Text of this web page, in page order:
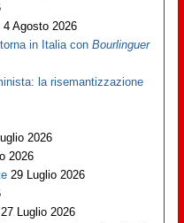
4 Agosto 2026
in Italia conBourlinguer
la risemantizzazione
2026
2026
29 Luglio 2026
27 Luglio 2026